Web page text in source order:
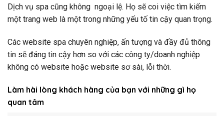
Dịch vụ spa cũng không ngoại lệ. Họ sẽ coi việc tìm kiếm
một trang web là một trong những yếu tố tin cậy quan trọng.
Các website spa chuyên nghiệp, ấn tượng và đầy đủ thông
tin sẽ đáng tin cậy hơn so với các công ty/doanh nghiệp
không có website hoặc website sơ sài, lỗi thời.
Làm hài lòng khách hàng của bạn với những gì họ
quan tâm